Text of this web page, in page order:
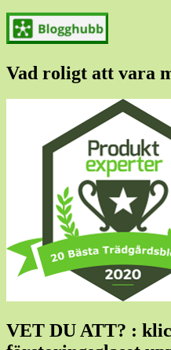
Vad roligt att vara
VET DU ATT? :